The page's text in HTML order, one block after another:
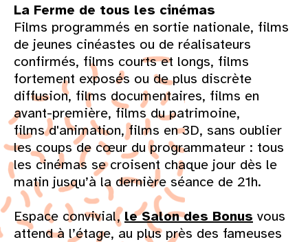
La Ferme de tous les cinémas
Films programmés en sortie nationale, films
de jeunes cinéastes ou de réalisateurs
confirmés, films courts et longs, films
fortement exposés ou de plus discrète
diffusion, films documentaires, films en
avant-première, films du patrimoine,
films d'animation, films en 3D, sans oublier
les coups de cœur du programmateur : tous
les cinémas se croisent chaque jour dès le
matin jusqu’à la dernière séance de 21h.
Espace convivial,le Salon des Bonus vous
attend à l’étage, au plus près des fameuses